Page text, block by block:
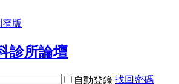
版
自動登錄 找回密碼